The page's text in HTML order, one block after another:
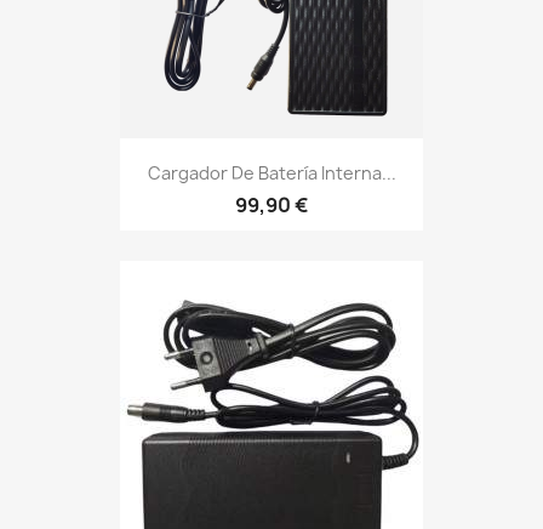
Cargador De Batería Interna...
99,90 €